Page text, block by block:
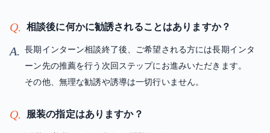
Q. 相談後に何かに勧誘されることはありますか？
A.
長期インターン相談終了後、ご希望される方には長期インタ
ーン先の推薦を行う次回ステップにお進みいただきます。
その他、無理な勧誘や誘導は一切行いません。
Q. 服装の指定はありますか？